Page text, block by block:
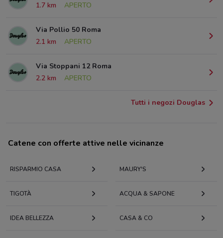
1.7 km
APERTO
Via Pollio 50 Roma
2.1 km
APERTO
Via Stoppani 12 Roma
2.2 km
APERTO
Tutti i negozi Douglas
Catene con offerte attive nelle vicinanze
RISPARMIO CASA MAURY'S
TIGOTÀ ACQUA & SAPONE
IDEA BELLEZZA CASA & CO